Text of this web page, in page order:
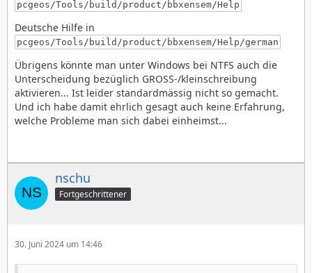
pcgeos/Tools/build/product/bbxensem/Help
Deutsche Hilfe in
pcgeos/Tools/build/product/bbxensem/Help/german
Übrigens könnte man unter Windows bei NTFS auch die
Unterscheidung bezüglich GROSS-/kleinschreibung
aktivieren... Ist leider standardmässig nicht so gemacht.
Und ich habe damit ehrlich gesagt auch keine Erfahrung,
welche Probleme man sich dabei einheimst...
nschu
Fortgeschrittener
30. Juni 2024 um 14:46